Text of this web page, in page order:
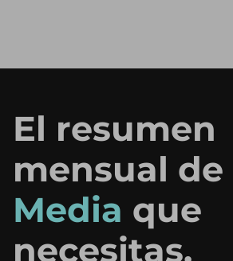
El resumen
mensual de
Media que
necesitas.